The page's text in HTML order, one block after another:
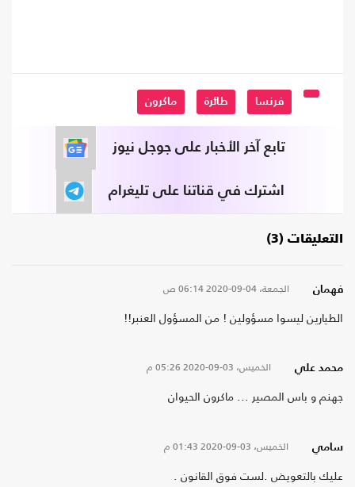
فرنسا طائرة ماكرون
تابع آخر الأخبار على جوجل نيوز
اشترك في قناتنا على تليغرام
التعليقات (3)
فهمان الجمعة، 04-09-2020 06:14 ص
الطيارين ليسوا مسؤولين ! من المسؤول العنبر!!
محمد علي الخميس، 03-09-2020 05:26 م
جهنم و باس المصير ... ماكرون الحيوان
سامي الخميس، 03-09-2020 01:43 م
عليك بالتعويض .لست فوق القانون .